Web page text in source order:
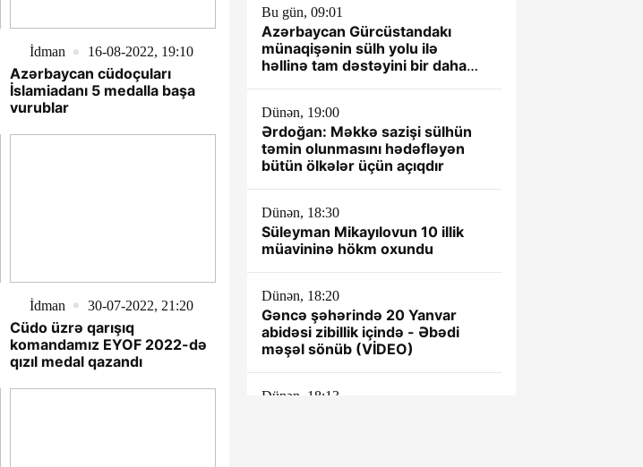
İdman 16-08-2022, 19:10
Azərbaycan cüdoçuları
İslamiadanı 5 medalla başa
vurublar
İdman 30-07-2022, 21:20
Cüdo üzrə qarışıq
komandamız EYOF 2022-də
qızıl medal qazandı
Bu gün, 09:01
Azərbaycan Gürcüstandakı
münaqişənin sülh yolu ilə
həllinə tam dəstəyini bir daha
Dünən, 19:00
Ərdoğan: Məkkə sazişi sülhün
təmin olunmasını hədəfləyən
bütün ölkələr üçün açıqdır
Dünən, 18:30
Süleyman Mikayılovun 10 illik
müavininə hökm oxundu
Dünən, 18:20
Gəncə şəhərində 20 Yanvar
abidəsi zibillik içində - Əbədi
məşəl sönüb (VİDEO)
Dünən, 18:13